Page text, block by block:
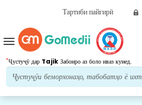
Тартиби пайгирӣ
*Ҷустуҷӯ дар Tajik Забонро аз боло иваз кунед.
menu